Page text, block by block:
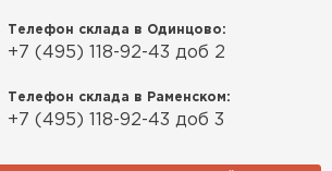
Телефон склада в Одинцово:
+7 (495) 118-92-43 доб 2
Телефон склада в Раменском:
+7 (495) 118-92-43 доб 3